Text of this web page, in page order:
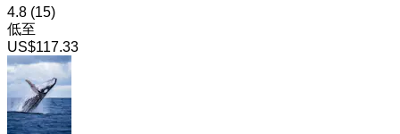
4.8 (15)
低至
US$117.33